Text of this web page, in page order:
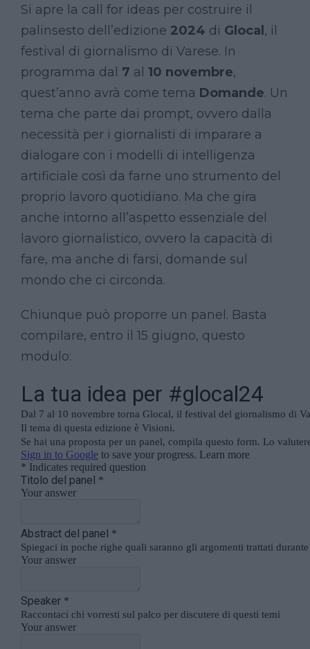
Si apre la call for ideas per costruire il
palinsesto dell’edizione 2024 di Glocal, il
festival di giornalismo di Varese. In
programma dal 7 al 10 novembre,
quest’anno avrà come tema Domande. Un
tema che parte dai prompt, ovvero dalla
necessità per i giornalisti di imparare a
dialogare con i modelli di intelligenza
artificiale così da farne uno strumento del
proprio lavoro quotidiano. Ma che gira
anche intorno all’aspetto essenziale del
lavoro giornalistico, ovvero la capacità di
fare, ma anche di farsi, domande sul
mondo che ci circonda.
Chiunque può proporre un panel. Basta
compilare, entro il 15 giugno, questo
modulo: